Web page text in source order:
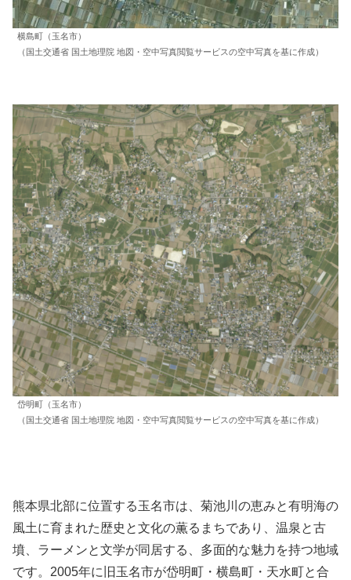
横島町（玉名市）
（国土交通省 国土地理院 地図・空中写真閲覧サービスの空中写真を基に作成）
岱明町（玉名市）
（国土交通省 国土地理院 地図・空中写真閲覧サービスの空中写真を基に作成）
熊本県北部に位置する玉名市は、菊池川の恵みと有明海の
風土に育まれた歴史と文化の薫るまちであり、温泉と古
墳、ラーメンと文学が同居する、多面的な魅力を持つ地域
です。2005年に旧玉名市が岱明町・横島町・天水町と合